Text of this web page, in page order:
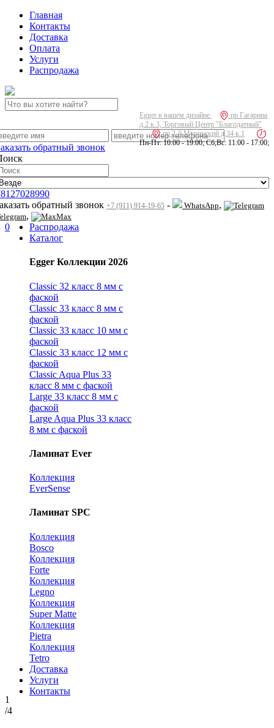
Главная
Контакты
Доставка
Оплата
Услуги
Распродажа
Egger в вашем дизайне
пр.Гагарина
д.2 к.3, Торговый Центр "Благодатный"
пр.2-й Муринский д.34 к.1
Пн-Пт: 10:00 - 19:00; Сб,Вс: 11:00 - 17:00;
обратный звонок
обратный звонок +7 (911) 914-19-65 - WhatsApp,
, Max
0
Распродажа
Каталог
Egger Коллекции 2026
Classic 32 класс 8 мм с
фаской
Classic 33 класс 8 мм с
фаской
Classic 33 класс 10 мм с
фаской
Classic 33 класс 12 мм с
фаской
Classic Aqua Plus 33
класс 8 мм с фаской
Large 33 класс 8 мм с
фаской
Large Aqua Plus 33 класс
8 мм с фаской
Ламинат Ever
Коллекция
EverSense
Ламинат SPC
Коллекция
Bosco
Коллекция
Forte
Коллекция
Legno
Коллекция
Super Matte
Коллекция
Pietra
Коллекция
Tetro
Доставка
Услуги
Контакты
1
/4